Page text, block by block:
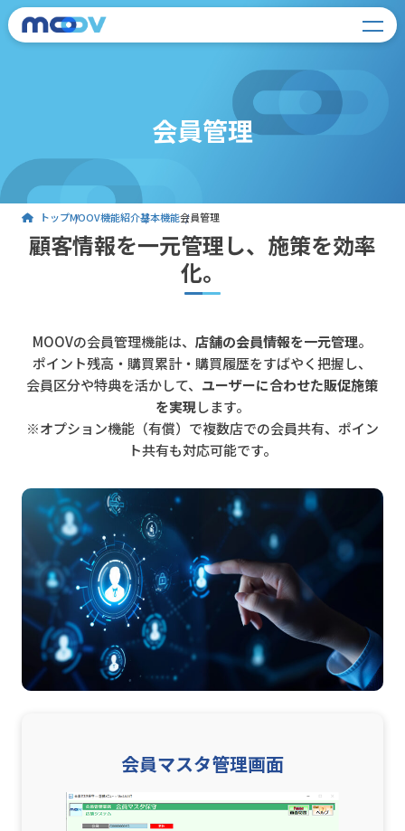
会員管理
トップMOOV機能紹介基本機能会員管理
顧客情報を一元管理し、施策を効率
化。
MOOVの会員管理機能は、店舗の会員情報を一元管理。
ポイント残高・購買累計・購買履歴をすばやく把握し、
会員区分や特典を活かして、 ユーザーに合わせた販促施策
を実現します。
※オプション機能（有償）で複数店での会員共有、ポイン
ト共有も対応可能です。
会員マスタ管理画面